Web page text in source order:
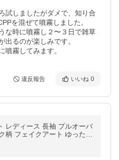
試しましたがダメで、知り合
を混ぜて噴霧しました。
な時に噴霧し２〜３日で雑草
出るのが楽しみです。
噴霧してみます。
違反報告 いいね 0
レディース 長袖 プルオーバ
柄 フェイクアート ゆったり
スカラーCHECKニット OT
代